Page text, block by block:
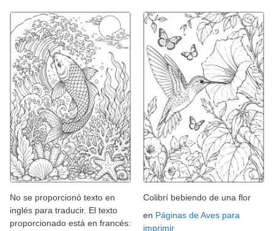
No se proporcionó texto en
inglés para traducir. El texto
proporcionado está en francés:
Colibrí bebiendo de una flor
en Páginas de Aves para
imprimir